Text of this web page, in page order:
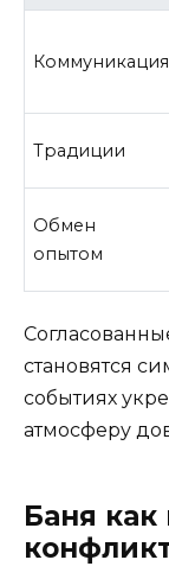
Коммуникация
Традиции
Обмен
опытом
становятся
событиях
атмосферу
Баня